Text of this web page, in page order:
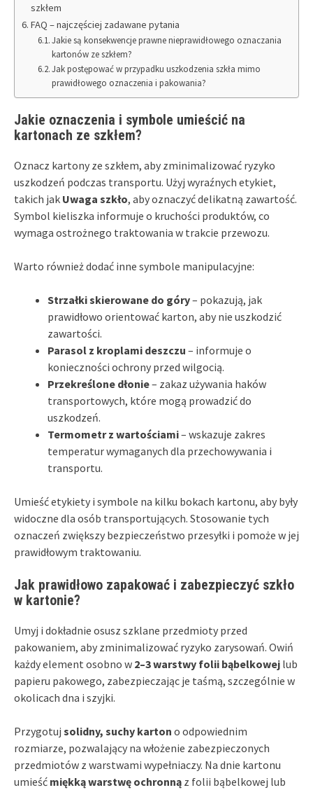
szkłem
FAQ – najczęściej zadawane pytania
Jakie są konsekwencje prawne nieprawidłowego oznaczania
kartonów ze szkłem?
Jak postępować w przypadku uszkodzenia szkła mimo
prawidłowego oznaczenia i pakowania?
Jakie oznaczenia i symbole umieścić na
kartonach ze szkłem?
Oznacz kartony ze szkłem, aby zminimalizować ryzyko
uszkodzeń podczas transportu. Użyj wyraźnych etykiet,
takich jak Uwaga szkło, aby oznaczyć delikatną zawartość.
Symbol kieliszka informuje o kruchości produktów, co
wymaga ostrożnego traktowania w trakcie przewozu.
Warto również dodać inne symbole manipulacyjne:
Strzałki skierowane do góry– pokazują, jak
prawidłowo orientować karton, aby nie uszkodzić
zawartości.
Parasol z kroplami deszczu – informuje o
konieczności ochrony przed wilgocią.
Przekreślone dłonie– zakaz używania haków
transportowych, które mogą prowadzić do
uszkodzeń.
Termometr z wartościami– wskazuje zakres
temperatur wymaganych dla przechowywania i
transportu.
Umieść etykiety i symbole na kilku bokach kartonu, aby były
widoczne dla osób transportujących. Stosowanie tych
oznaczeń zwiększy bezpieczeństwo przesyłki i pomoże w jej
prawidłowym traktowaniu.
Jak prawidłowo zapakować i zabezpieczyć szkło
w kartonie?
Umyj i dokładnie osusz szklane przedmioty przed
pakowaniem, aby zminimalizować ryzyko zarysowań. Owiń
każdy element osobno w 2–3 warstwy folii bąbelkowej lub
papieru pakowego, zabezpieczając je taśmą, szczególnie w
okolicach dna i szyjki.
Przygotuj solidny, suchy karton o odpowiednim
rozmiarze, pozwalający na włożenie zabezpieczonych
przedmiotów z warstwami wypełniaczy. Na dnie kartonu
umieść miękką warstwę ochronną z folii bąbelkowej lub